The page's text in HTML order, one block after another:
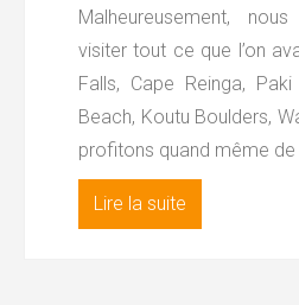
Malheureusement,
visiter tout ce que l’on
Falls, Cape Reinga,
Beach, Koutu Boulders,
profitons quand même de
Lire la suite